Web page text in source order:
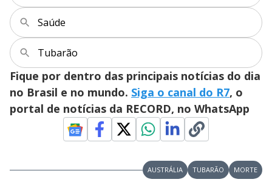
Saúde
Tubarão
Fique por dentro das principais notícias do dia
no Brasil e no mundo. Siga o canal do R7, o
portal de notícias da RECORD, no WhatsApp
AUSTRÁLIA TUBARÃO MORTE